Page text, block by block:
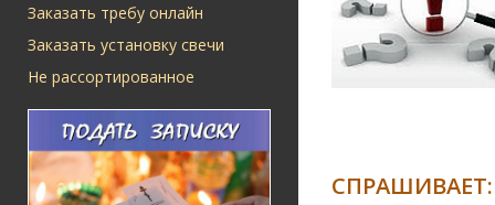
Заказать требу онлайн
Заказать установку свечи
Не рассортированное
СПРАШИВАЕТ: